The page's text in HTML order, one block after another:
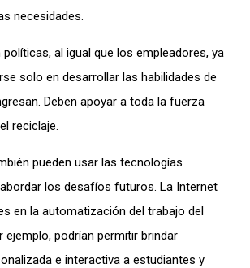
necesidades.
al igual que los empleadores, ya
solo en desarrollar las habilidades de
Deben apoyar a toda la fuerza
reciclaje.
pueden usar las tecnologías
los desafíos futuros. La Internet
en la automatización del trabajo del
podrían permitir brindar
e interactiva a estudiantes y